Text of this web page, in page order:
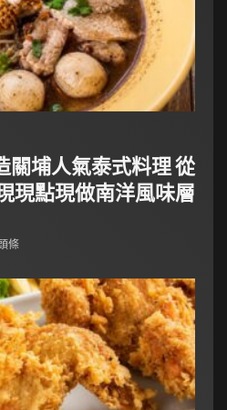
關埔人氣泰式料理 從
現點現做南洋風味層
條